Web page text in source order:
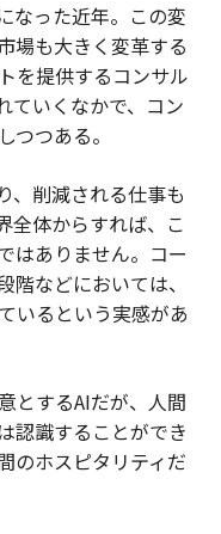
なった近年。この変
場も大きく変革する
を提供するコンサル
ていくなかで、コン
つつある。
、削減される仕事も
全体からすれば、こ
はありません。コー
階などにおいては、
いるという実感があ
とするAIだが、人間
認識することができ
のホスピタリティだ